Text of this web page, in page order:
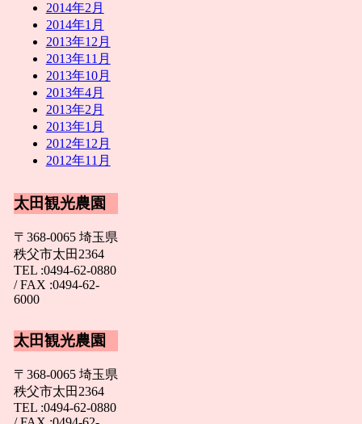
2014年2月
2014年1月
2013年12月
2013年11月
2013年10月
2013年4月
2013年2月
2013年1月
2012年12月
2012年11月
太田観光農園
〒368-0065 埼玉県
秩父市太田2364
TEL :0494-62-0880
/ FAX :0494-62-
6000
太田観光農園
〒368-0065 埼玉県
秩父市太田2364
TEL :0494-62-0880